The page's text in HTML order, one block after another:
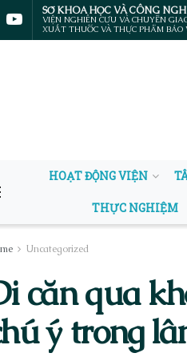
SỞ KHOA HỌC VÀ CÔNG
VIỆN NGHIÊN CỨU VÀ CHUYỂN
XUẤT THUỐC VÀ THỰC PHẨM BẢO
HOẠT ĐỘNG VIỆN
THỰC NGHIỆM
Uncategorized
căn qua
ý trong